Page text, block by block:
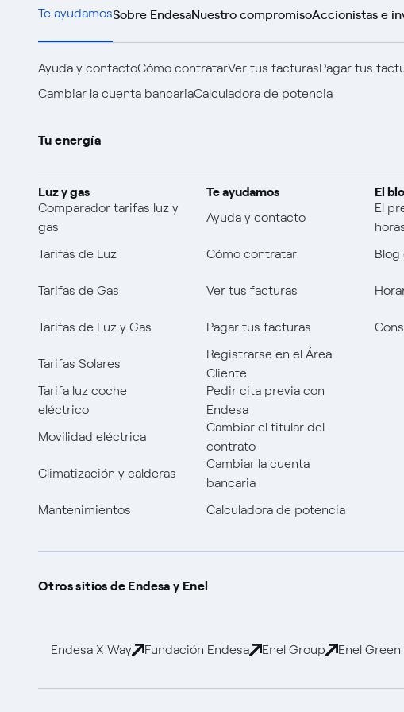
Te ayudamosSobre EndesaNuestro compromisoAccionistas e
Ayuda y contactoCómo contratarVer tus facturasPagar tus
Cambiar la cuenta bancariaCalculadora de potencia
Tu energía
Luz y gas
Comparador tarifas luz y
gas
Tarifas de Luz
Tarifas de Gas
Tarifas de Luz y Gas
Tarifas Solares
Tarifa luz coche
eléctrico
Movilidad eléctrica
Climatización y calderas
Mantenimientos
Te ayudamos
Ayuda y contacto
Cómo contratar
Ver tus facturas
Pagar tus facturas
Registrarse en el Área
Cliente
Pedir cita previa con
Endesa
Cambiar el titular del
contrato
Cambiar la cuenta
bancaria
Calculadora de potencia
El
El
Blog
Otros sitios de Endesa y Enel
Endesa X Way Fundación Endesa Enel Group Enel